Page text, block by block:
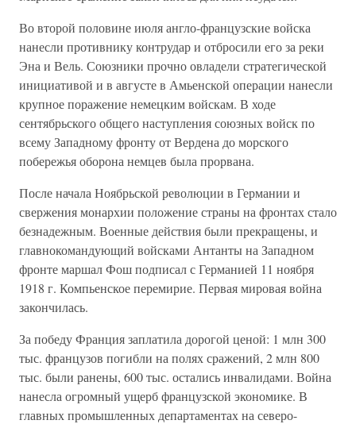
Во второй половине июля англо-французские войска
нанесли противнику контрудар и отбросили его за реки
Эна и Вель. Союзники прочно овладели стратегической
инициативой и в августе в Амьенской операции нанесли
крупное поражение немецким войскам. В ходе
сентябрьского общего наступления союзных войск по
всему Западному фронту от Вердена до морского
побережья оборона немцев была прорвана.
После начала Ноябрьской революции в Германии и
свержения монархии положение страны на фронтах стало
безнадежным. Военные действия были прекращены, и
главнокомандующий войсками Антанты на Западном
фронте маршал Фош подписал с Германией 11 ноября
1918 г. Компьенское перемирие. Первая мировая война
закончилась.
За победу Франция заплатила дорогой ценой: 1 млн 300
тыс. французов погибли на полях сражений, 2 млн 800
тыс. были ранены, 600 тыс. остались инвалидами. Война
нанесла огромный ущерб французской экономике. В
главных промышленных департаментах на северо-